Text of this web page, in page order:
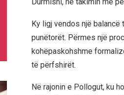
Ky ligj vendos një
punëtorët. Përmes një
kohëpaskohshme
të përfshirët.
Në rajonin e Pollogut, ku